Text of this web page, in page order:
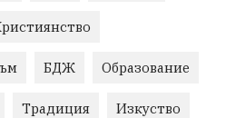
БДЖ Образование
Традиция Изкуство